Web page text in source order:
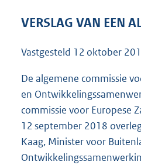
VERSLAG VAN EEN
Vastgesteld 12 oktober
De algemene commissie
en
commissie voor Europese
12 september 2018
Kaag, Minister voor